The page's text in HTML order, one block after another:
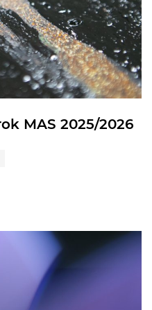
MAS 2025/2026